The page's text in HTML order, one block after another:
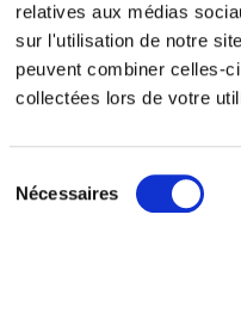
relatives aux médias
sur l'utilisation de notre
peuvent combiner celles-
collectées lors de votre
du
Nécessaires